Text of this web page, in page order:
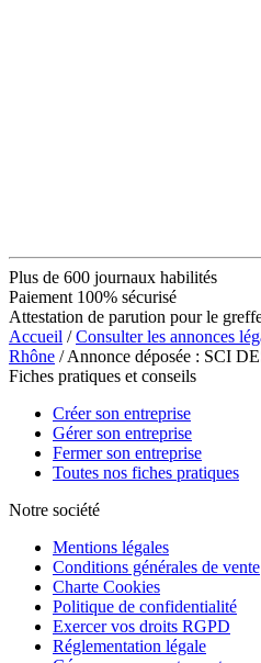
Plus de 600 journaux habilités
Paiement 100% sécurisé
Attestation de parution pour le
Accueil /Consulter les annonces
Rhône / Annonce déposée : SCI
Fiches pratiques et conseils
Créer son entreprise
Gérer son entreprise
Fermer son entreprise
Toutes nos fiches pratiques
Notre société
Mentions légales
Conditions générales de vente
Charte Cookies
Politique de confidentialité
Exercer vos droits RGPD
Réglementation légale